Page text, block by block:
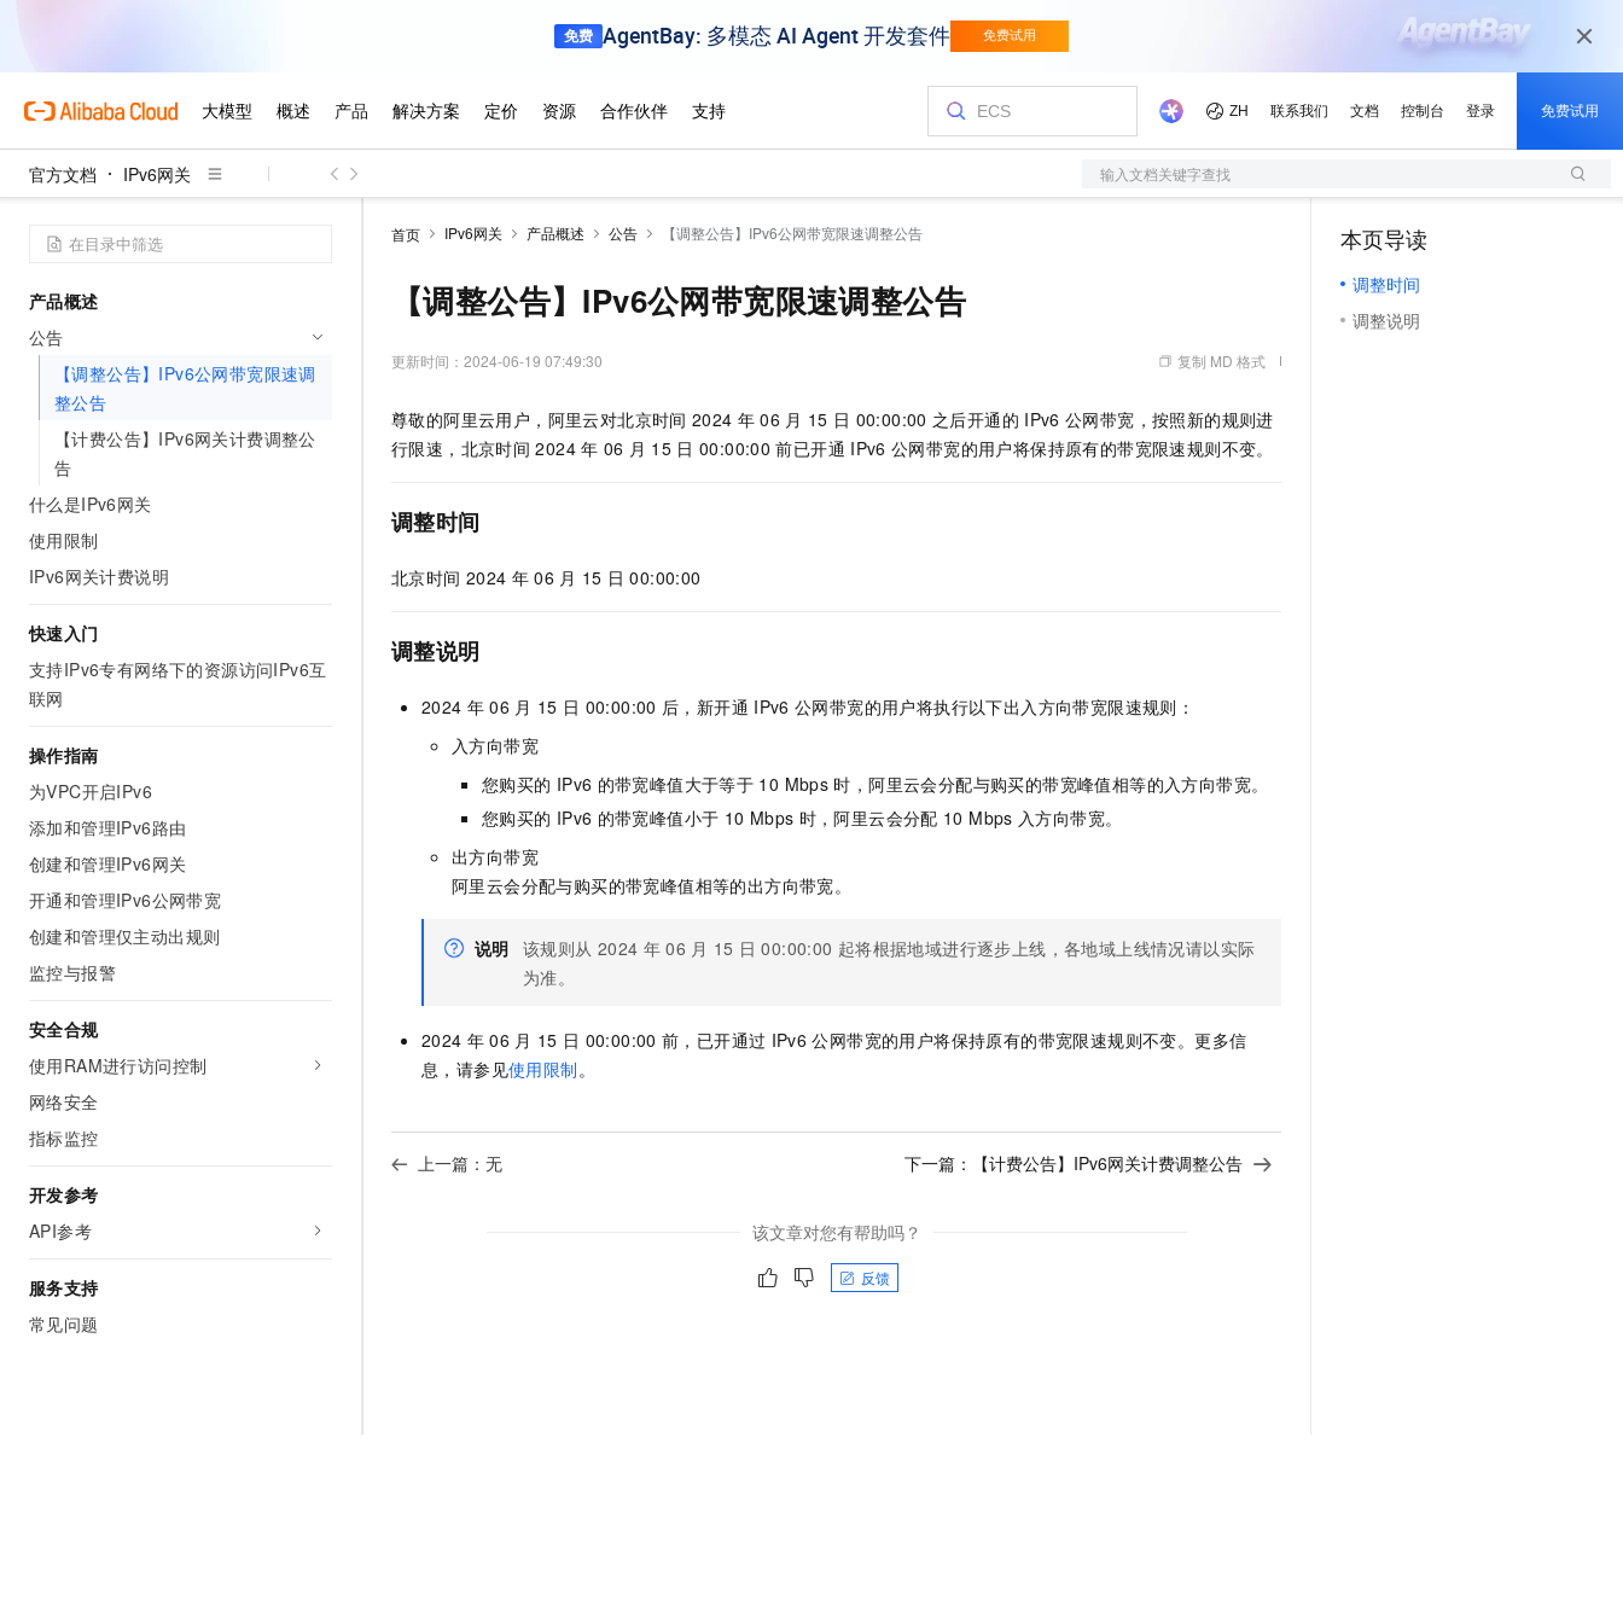
官方文档 IPv6网关 输入文档关键字查找
产品概述
公告
【调整公告】IPv6公网带宽限速调
整公告
【计费公告】IPv6网关计费调整公
告
什么是IPv6网关
使用限制
IPv6网关计费说明
快速入门
支持IPv6专有网络下的资源访问IPv6互
联网
操作指南
为VPC开启IPv6
添加和管理IPv6路由
创建和管理IPv6网关
开通和管理IPv6公网带宽
创建和管理仅主动出规则
监控与报警
安全合规
使用RAM进行访问控制
网络安全
指标监控
开发参考
API参考
服务支持
常见问题
首页 IPv6网关 产品概述 公告 【调整公告】IPv6公网带宽限速调整公告
【调整公告】IPv6公网带宽限速调整公告
更新时间： 2024-06-19 07:49:30 复制 MD 格式
尊敬的阿里云用户，阿里云对北京时间 2024 年 06 月 15 日 00:00:00 之后开通的 IPv6 公网带宽，按照新的规则进
行限速，北京时间 2024 年 06 月 15 日 00:00:00 前已开通 IPv6 公网带宽的用户将保持原有的带宽限速规则不变。
调整时间
北京时间 2024 年 06 月 15 日 00:00:00
调整说明
2024 年 06 月 15 日 00:00:00 后，新开通 IPv6 公网带宽的用户将执行以下出入方向带宽限速规则：
入方向带宽
您购买的 IPv6 的带宽峰值大于等于 10 Mbps 时，阿里云会分配与购买的带宽峰值相等的入方向带宽。
您购买的 IPv6 的带宽峰值小于 10 Mbps 时，阿里云会分配 10 Mbps 入方向带宽。
出方向带宽
阿里云会分配与购买的带宽峰值相等的出方向带宽。
说明 该规则从 2024 年 06 月 15 日 00:00:00 起将根据地域进行逐步上线，各地域上线情况请以实际
为准。
2024 年 06 月 15 日 00:00:00 前，已开通过 IPv6 公网带宽的用户将保持原有的带宽限速规则不变。更多信
息，请参见使用限制。
上一篇：无 下一篇： 【计费公告】IPv6网关计费调整公告
该文章对您有帮助吗？
反馈
本页导读
调整时间
调整说明